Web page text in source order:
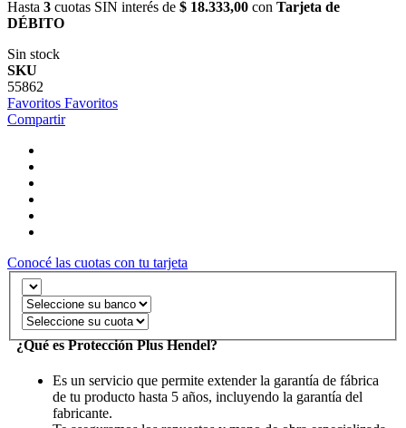
Hasta 3 cuotas SIN interés de $ 18.333,00 con Tarjeta de
DÉBITO
Sin stock
SKU
55862
Favoritos Favoritos
Compartir
Conocé las cuotas con tu tarjeta
¿Qué es Protección Plus Hendel?
Es un servicio que permite extender la garantía de fábrica
de tu producto hasta 5 años, incluyendo la garantía del
fabricante.